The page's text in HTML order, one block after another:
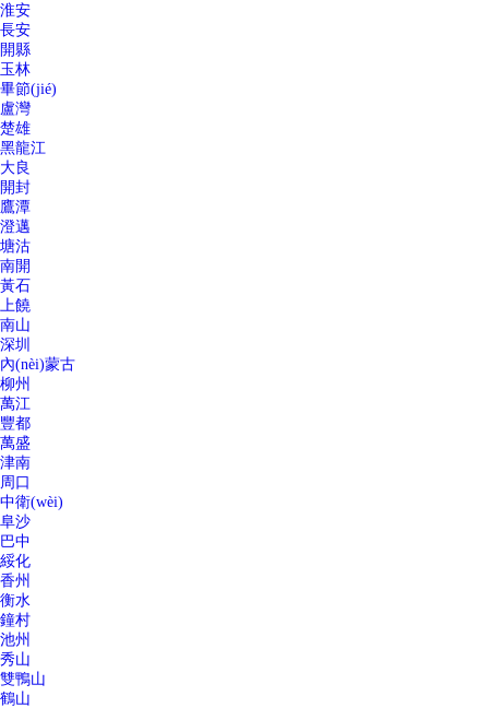
淮安
長安
開縣
玉林
畢節(jié)
盧灣
楚雄
黑龍江
大良
開封
鷹潭
澄邁
塘沽
南開
黃石
上饒
南山
深圳
內(nèi)蒙古
柳州
萬江
豐都
萬盛
津南
周口
中衛(wèi)
阜沙
巴中
綏化
香州
衡水
鐘村
池州
秀山
雙鴨山
鶴山